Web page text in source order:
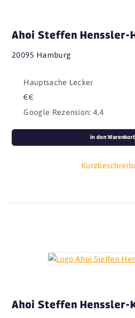
Ahoi Steffen Henssler-
20095 Hamburg
Hauptsache Lecker
€€
Google Rezension: 4,4
in den
Ahoi Steffen Henssler-